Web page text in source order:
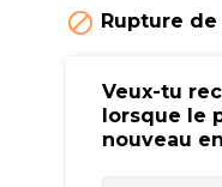
 Rupture
Veux-tu
lorsque le
nouveau